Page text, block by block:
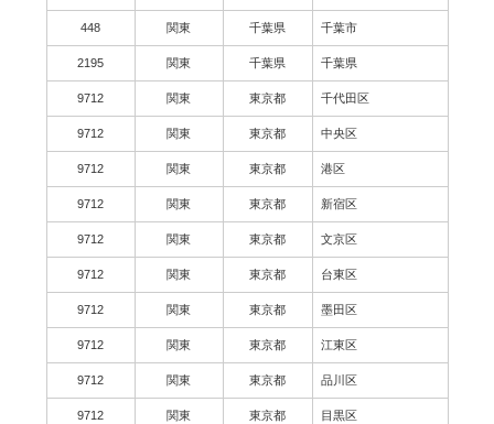
448 関東 千葉県 千葉市
2195 関東 千葉県 千葉県
9712 関東 東京都 千代田区
9712 関東 東京都 中央区
9712 関東 東京都 港区
9712 関東 東京都 新宿区
9712 関東 東京都 文京区
9712 関東 東京都 台東区
9712 関東 東京都 墨田区
9712 関東 東京都 江東区
9712 関東 東京都 品川区
9712 関東 東京都 目黒区